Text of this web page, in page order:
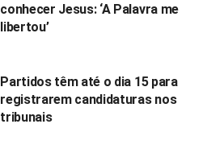
conhecer Jesus: ‘A Palavra me
libertou’
Partidos têm até o dia 15 para
registrarem candidaturas nos
tribunais